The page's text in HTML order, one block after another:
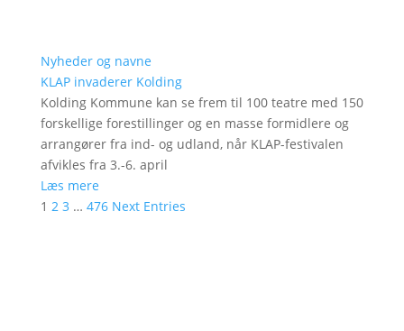
Nyheder og navne
KLAP invaderer Kolding
Kolding Kommune kan se frem til 100 teatre med 150
forskellige forestillinger og en masse formidlere og
arrangører fra ind- og udland, når KLAP-festivalen
afvikles fra 3.-6. april
Læs mere
1 2 3 … 476 Next Entries